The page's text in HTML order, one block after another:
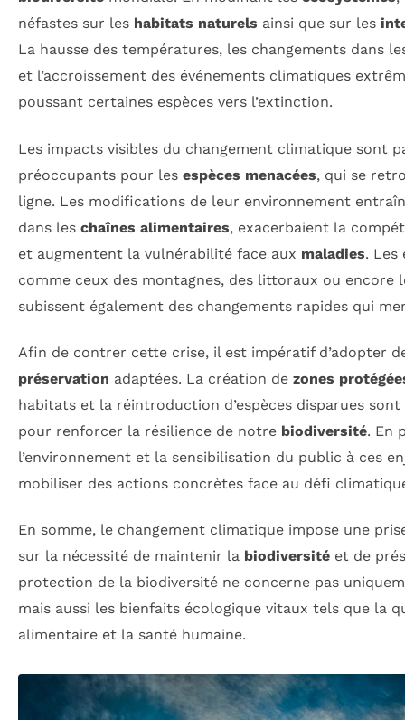
néfastes sur les habitats naturels ainsi que sur les
La hausse des températures, les changements dans
et l’accroissement des événements climatiques
poussant certaines espèces vers l’extinction.
Les impacts visibles du changement climatique sont
préoccupants pour les espèces menacées, qui se
ligne. Les modifications de leur environnement
dans les chaînes alimentaires, exacerbaient la
et augmentent la vulnérabilité face aux maladies. Les
comme ceux des montagnes, des littoraux ou encore
subissent également des changements rapides qui
Afin de contrer cette crise, il est impératif d’adopter
préservation adaptées. La création de zones
habitats et la réintroduction d’espèces disparues
pour renforcer la résilience de notre biodiversité. En
l’environnement et la sensibilisation du public à ces
mobiliser des actions concrètes face au défi
En somme, le changement climatique impose une
sur la nécessité de maintenir la biodiversité et de
protection de la biodiversité ne concerne pas
mais aussi les bienfaits écologique vitaux tels que la
alimentaire et la santé humaine.